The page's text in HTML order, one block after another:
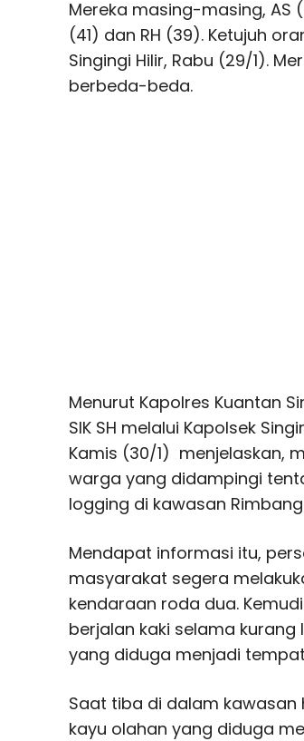
Mereka masing-masing, AS
(41) dan RH (39). Ketujuh
Singingi Hilir, Rabu (29/1).
berbeda-beda.
Menurut Kapolres Kuantan
SIK SH melalui Kapolsek
Kamis (30/1) menjelaskan,
warga yang didampingi
logging di kawasan
Mendapat informasi itu,
masyarakat segera
kendaraan roda dua.
berjalan kaki selama
yang diduga menjadi
Saat tiba di dalam
kayu olahan yang diduga